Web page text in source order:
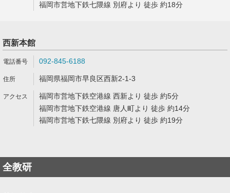
福岡市営地下鉄七隈線 別府より 徒歩 約18分
西新本館
092-845-6188
福岡県福岡市早良区西新2-1-3
福岡市営地下鉄空港線 西新より 徒歩 約5分
福岡市営地下鉄空港線 唐人町より 徒歩 約14分
福岡市営地下鉄七隈線 別府より 徒歩 約19分
全教研